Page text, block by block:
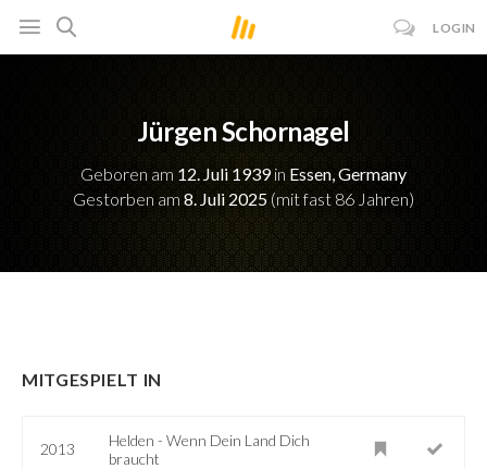
LOGIN
Jürgen Schornagel
Geboren am 12. Juli 1939in Essen, Germany
Gestorben am 8. Juli 2025 (mit fast 86 Jahren)
MITGESPIELT IN
2013
Helden - Wenn Dein Land Dich
braucht